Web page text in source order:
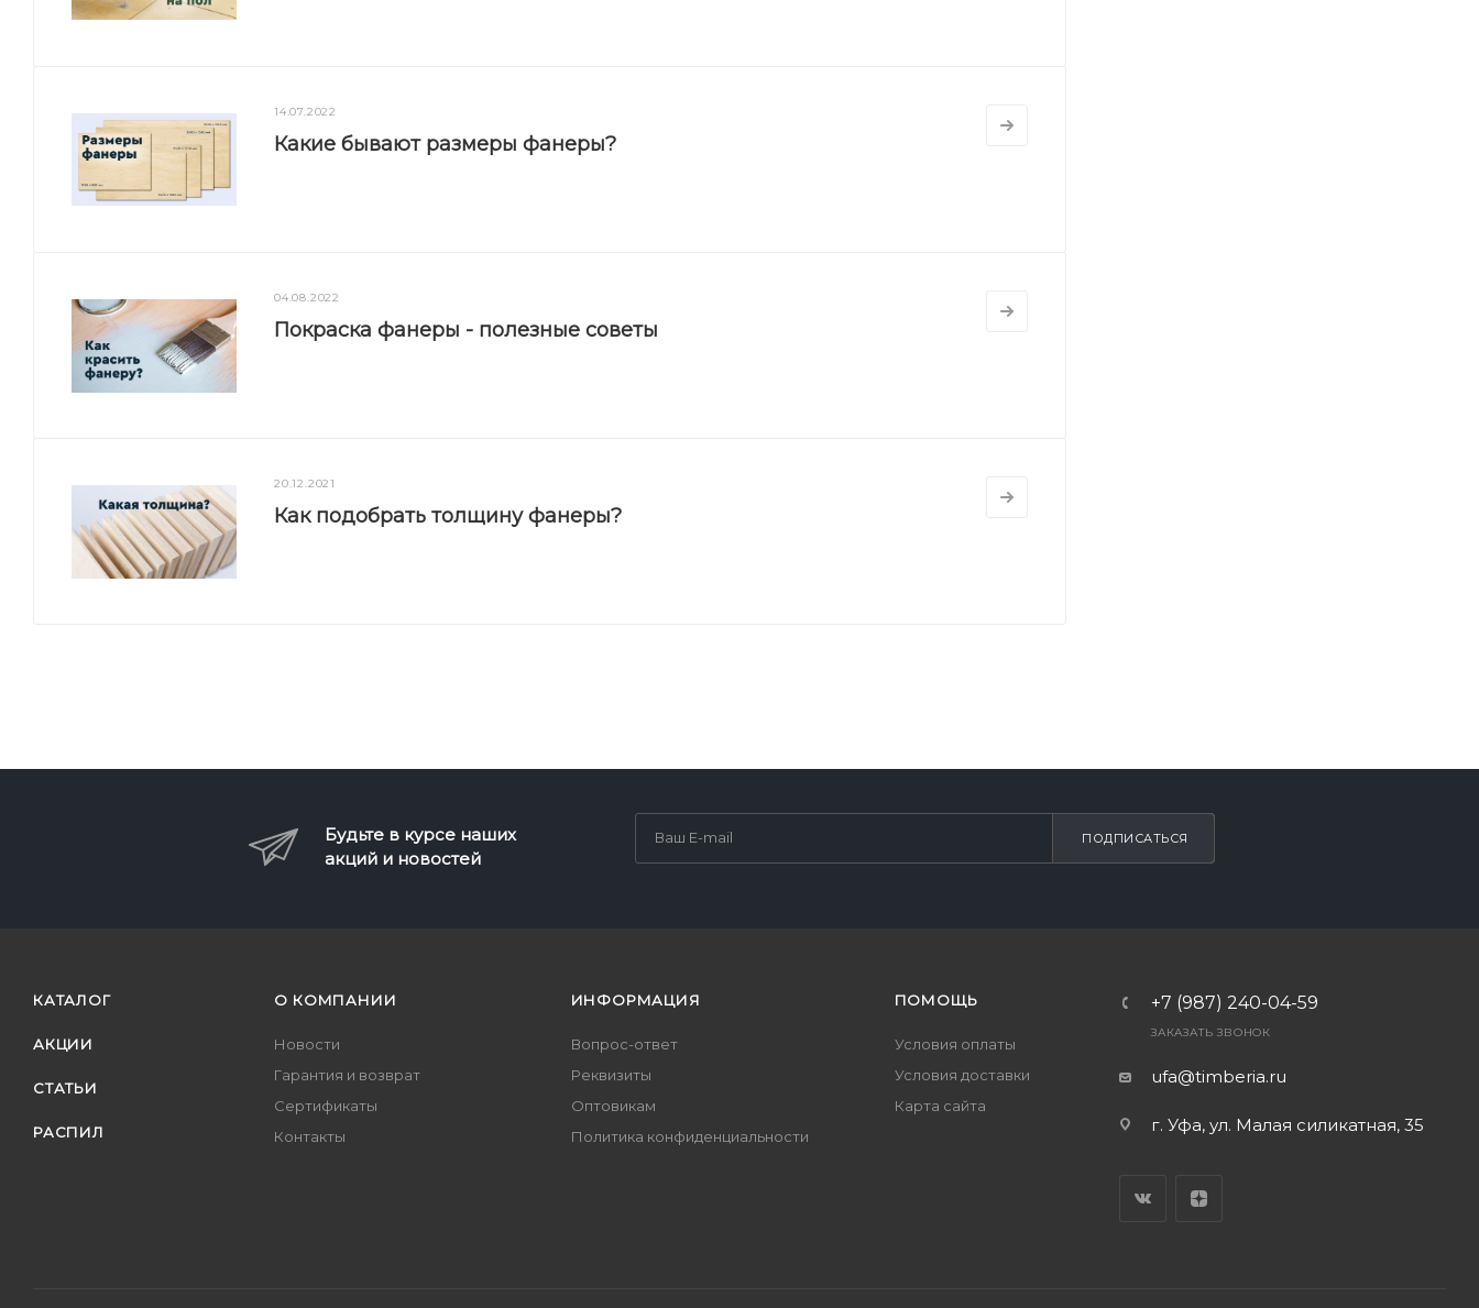
14.07.2022
Какие бывают размеры фанеры?
04.08.2022
Покраска фанеры - полезные советы
20.12.2021
Как подобрать толщину фанеры?
Будьте в курсе наших
акций и новостей
ПОДПИСАТЬСЯ
КАТАЛОГ
АКЦИИ
СТАТЬИ
РАСПИЛ
О КОМПАНИИ
Новости
Гарантия и возврат
Сертификаты
Контакты
ИНФОРМАЦИЯ
Вопрос-ответ
Реквизиты
Оптовикам
Политика конфиденциальности
ПОМОЩЬ
Условия оплаты
Условия доставки
Карта сайта
+7 (987) 240-04-59
ЗАКАЗАТЬ ЗВОНОК
ufa@timberia.ru
г. Уфа, ул. Малая силикатная, 35